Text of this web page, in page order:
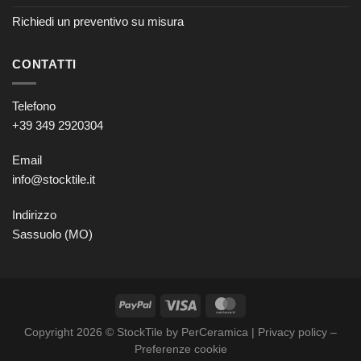
Richiedi un preventivo su misura
CONTATTI
Telefono
+39 349 2920304
Email
info@stocktile.it
Indirizzo
Sassuolo (MO)
Copyright 2026 © StockTile by PerCeramica | Privacy policy –
Preferenze cookie